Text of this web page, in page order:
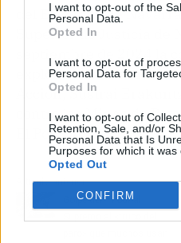
I want to opt-out of the
Personal Data.
Opted In
I want to opt-out of
Personal Data for
Opted In
I want to opt-out of
Retention, Sale, and/or
Personal Data that Is
Purposes for which it was
Opted Out
CONFIRM
del Ejecutivo de
Superior de Justicia de
septiembre de 2024 la
explotación tras un
Acción, Sustrai
contra las Minas de
El Perdón.
Artículo anterior
Golpe del Tribunal